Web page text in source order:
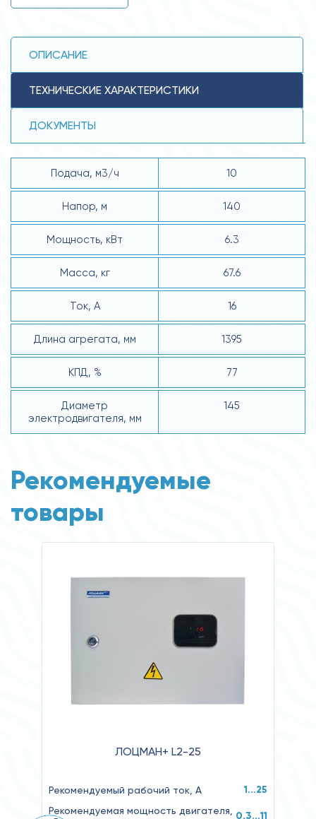
ОПИСАНИЕ
ТЕХНИЧЕСКИЕ ХАРАКТЕРИСТИКИ
ДОКУМЕНТЫ
Подача, м3/ч 10
Напор, м 140
Мощность, кВт 6.3
Масса, кг 67.6
Ток, А 16
Длина агрегата, мм 1395
КПД, % 77
Диаметр
электродвигателя, мм
145
Рекомендуемые
товары
ЛОЦМАН+ L2-25
Рекомендуемый рабочий ток, А 1…25
Рекомендуемая мощность двигателя,
0.3...11